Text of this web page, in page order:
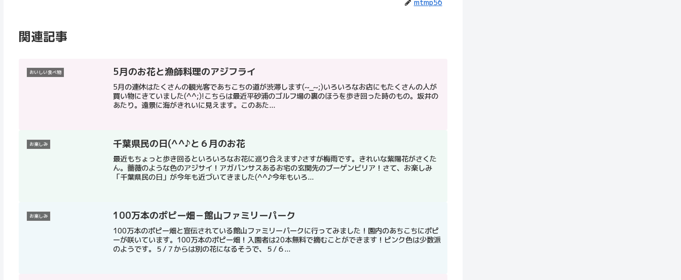
mtmp56
関連記事
おいしい食べ物 5月のお花と漁師料理のアジフライ
5月の連休はたくさんの観光客であちこちの道が渋滞します(~_~;)いろいろなお店にもたくさんの人が
買い物にきていました(^^;)!こちらは最近平砂浦のゴルフ場の裏のほうを歩き回った時のもの。坂井の
あたり。遠景に海がきれいに見えます。このあた...
お楽しみ 千葉県民の日(^^♪と６月のお花
最近もちょっと歩き回るといろいろなお花に巡り合えます♪さすが梅雨です。きれいな紫陽花がさくた
ん。薔薇のような色のアジサイ！アガパンサスあるお宅の玄関先のブーゲンビリア！さて、お楽しみ
「千葉県民の日」が今年も近づいてきました(^^♪今年もいろ...
お楽しみ 100万本のポピー畑－館山ファミリーパーク
100万本のポピー畑と宣伝されている館山ファミリーパークに行ってみました！園内のあちこちにポピ
ーが咲いています。100万本のポピー畑！入園者は20本無料で摘むことができます！ピンク色は少数派
のようです。５/７からは別の花になるそうで、５/６...